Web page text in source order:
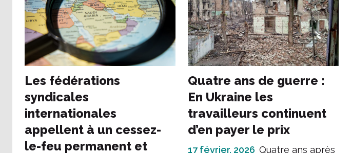
Les fédérations
syndicales
internationales
appellent à un cessez-
le-feu permanent et
Quatre ans de guerre :
En Ukraine les
travailleurs continuent
d’en payer le prix
17 février, 2026 Quatre ans après